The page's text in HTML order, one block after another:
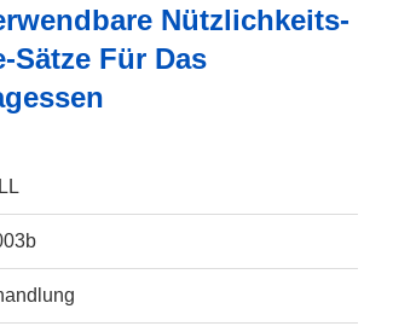
Nützlichkeits-
Sätze Für Das